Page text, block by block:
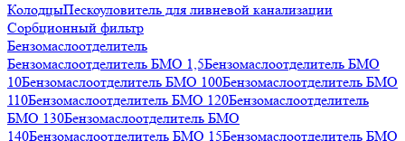
КолодцыПескоуловитель для ливневой канализации
Сорбционный фильтр
Бензомаслоотделитель
Бензомаслоотделитель БМО 1,5Бензомаслоотделитель БМО
10Бензомаслоотделитель БМО 100Бензомаслоотделитель БМО
110Бензомаслоотделитель БМО 120Бензомаслоотделитель
БМО 130Бензомаслоотделитель БМО
140Бензомаслоотделитель БМО 15Бензомаслоотделитель БМО